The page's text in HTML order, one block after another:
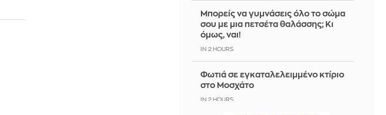
Μπορείς να γυμνάσεις όλο το σώμα
σου με μια πετσέτα θαλάσσης; Κι
όμως, ναι!
IN 2 HOURS
Φωτιά σε εγκαταλελειμμένο κτίριο
στο Μοσχάτο
IN 2 HOURS